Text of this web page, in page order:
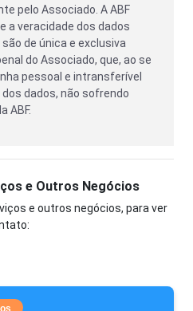
pelo Associado. A ABF
a veracidade dos dados
de única e exclusiva
do Associado, que, ao se
pessoal e intransferível
dados, não sofrendo
ABF.
e Outros Negócios
e outros negócios, para ver